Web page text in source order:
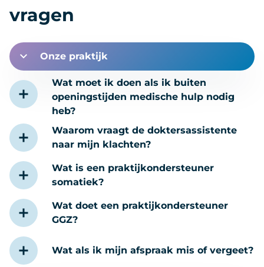
vragen
Onze praktijk
Wat moet ik doen als ik buiten
openingstijden medische hulp nodig
heb?
Waarom vraagt de doktersassistente
naar mijn klachten?
Wat is een praktijkondersteuner
somatiek?
Wat doet een praktijkondersteuner
GGZ?
Wat als ik mijn afspraak mis of vergeet?